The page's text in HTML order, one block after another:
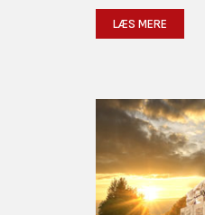
LÆS MERE